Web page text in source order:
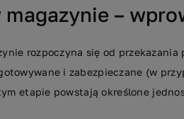
magazynie –
rozpoczyna się od
i zabezpieczane (w
etapie powstają określone